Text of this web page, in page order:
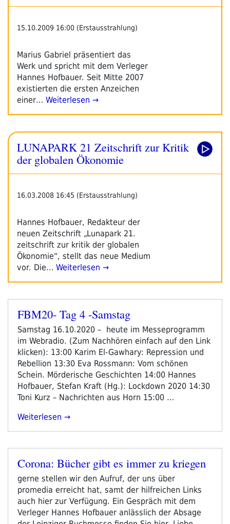
15.10.2009 16:00 (Erstausstrahlung)
Marius Gabriel präsentiert das
Werk und spricht mit dem Verleger
Hannes Hofbauer. Seit Mitte 2007
existierten die ersten Anzeichen
einer… Weiterlesen →
LUNAPARK 21 Zeitschrift zur Kritik
der globalen Ökonomie
16.03.2008 16:45 (Erstausstrahlung)
Hannes Hofbauer, Redakteur der
neuen Zeitschrift „Lunapark 21.
zeitschrift zur kritik der globalen
Ökonomie“, stellt das neue Medium
vor. Die… Weiterlesen →
Veröffentlicht
FBM20- Tag 4 -Samstag
Samstag 16.10.2020 – heute im Messeprogramm
im Webradio. (Zum Nachhören einfach auf den Link
klicken): 13:00 Karim El-Gawhary: Repression und
Rebellion 13:30 Eva Rossmann: Vom schönen
Schein. Mörderische Geschichten 14:00 Hannes
Hofbauer, Stefan Kraft (Hg.): Lockdown 2020 14:30
Toni Kurz – Nachrichten aus Horn 15:00 …
„FBM20-
-
Samstag“
Weiterlesen
Veröffentlicht
Corona: Bücher gibt es immer zu kriegen
gerne stellen wir den Aufruf, der uns über
promedia erreicht hat, samt der hilfreichen Links
auch hier zur Verfügung. Ein Gespräch mit dem
Verleger Hannes Hofbauer anlässlich der Absage